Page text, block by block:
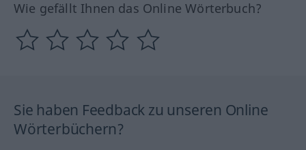
Wie gefällt Ihnen das Online Wörterbuch?
Sie haben Feedback zu unseren Online
Wörterbüchern?